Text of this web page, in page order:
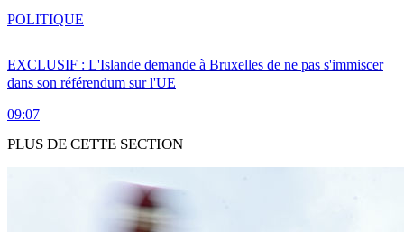
EXCLUSIF : L'Islande demande à Bruxelles de ne pas s'immiscer
dans son référendum sur l'UE
09:07
POLITIQUE
PLUS DE CETTE SECTION